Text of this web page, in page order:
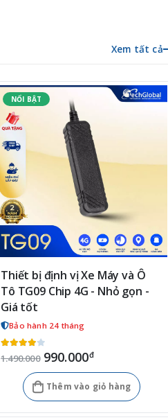
Xem tất cả
Thiết bị định vị Xe Máy và Ô
Tô TG09 Chip 4G - Nhỏ gọn -
Giá tốt
Bảo hành 24 tháng
1.490.000 990.000đ
Thêm vào giỏ hàng